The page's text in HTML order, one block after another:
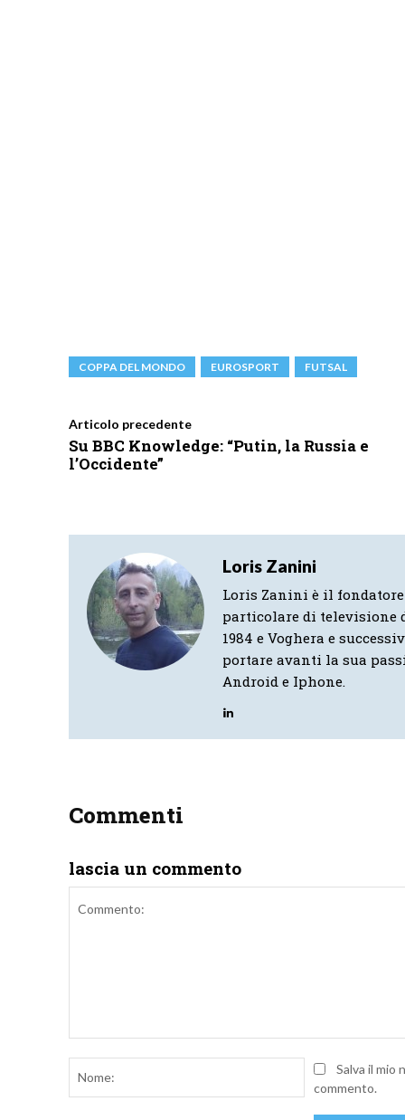
COPPA DEL MONDO EUROSPORT FUTSAL
Articolo precedente
Su BBC Knowledge: “Putin, la Russia e
l’Occidente”
Loris Zanini
Loris Zanini è il
particolare di televisione
1984 e Voghera e
portare avanti la sua
Android e Iphone.
Commenti
lascia un commento
Nome:Salva il mio
commento.